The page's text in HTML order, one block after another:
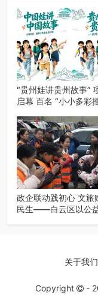
“贵州娃讲贵州故事”
启幕 百名 “小小多彩
政企联动践初心 文旅
民生——白云区以公
关于我们
Copyright -